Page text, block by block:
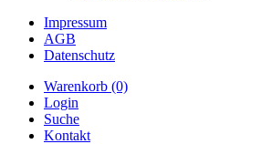
Impressum
AGB
Datenschutz
Warenkorb (0)
Login
Suche
Kontakt